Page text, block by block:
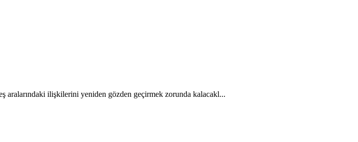
aralarındaki ilişkilerini yeniden gözden geçirmek zorunda kalacakl...